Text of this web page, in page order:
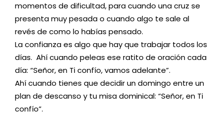
momentos de dificultad, para cuando una cruz se
presenta muy pesada o cuando algo te sale al
revés de como lo habías pensado.
La confianza es algo que hay que trabajar todos los
días. Ahí cuando peleas ese ratito de oración cada
día: “Señor, en Ti confío, vamos adelante”.
Ahí cuando tienes que decidir un domingo entre un
plan de descanso y tu misa dominical: “Señor, en Ti
confío”.